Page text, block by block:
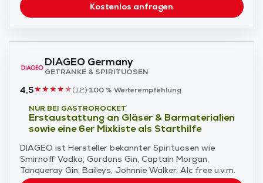
Kostenlos anfragen
DIAGEO Germany
GETRÄNKE & SPIRITUOSEN
4,5★★★★★(12)100 % Weiterempfehlung
NUR BEI GASTROROCKET
Erstaustattung an Gläser & Barmaterialien
sowie eine 6er Mixkiste als Starthilfe
DIAGEO ist Hersteller bekannter Spirituosen wie
Smirnoff Vodka, Gordons Gin, Captain Morgan,
Tanqueray Gin, Baileys, Johnnie Walker, Alc free u.v.m.